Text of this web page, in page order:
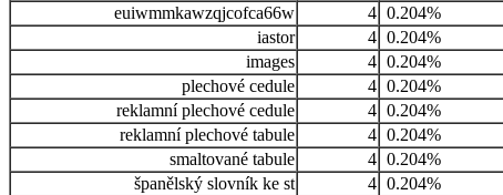
euiwmmkawzqjcofca66w
4 0.204%
iastor
4 0.204%
images
4 0.204%
plechové cedule
4 0.204%
reklamní plechové cedule
4 0.204%
reklamní plechové tabule
4 0.204%
smaltované tabule
4 0.204%
španělský slovník ke st
4 0.204%